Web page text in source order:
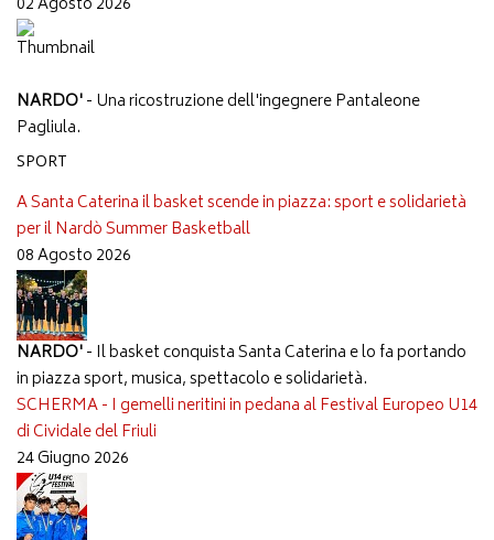
NARDO'- Una ricostruzione dell'ingegnere Pantaleone
Pagliula.
SPORT
A Santa Caterina il basket scende in piazza: sport e solidarietà
per il Nardò Summer Basketball
08 Agosto 2026
NARDO'- Il basket conquista Santa Caterina e lo fa portando
in piazza sport, musica, spettacolo e solidarietà.
SCHERMA - I gemelli neritini in pedana al Festival Europeo U14
di Cividale del Friuli
24 Giugno 2026